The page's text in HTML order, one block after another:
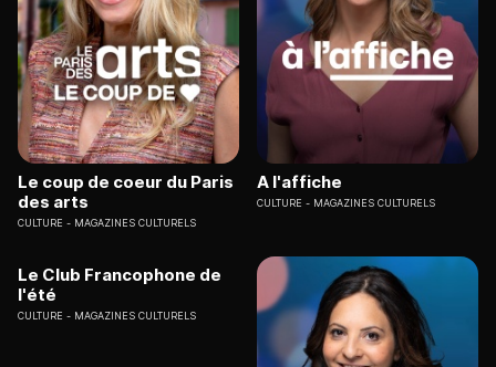
Le coup de coeur du Paris
des arts
CULTURE MAGAZINES CULTURELS
A l'affiche
CULTURE MAGAZINES CULTURELS
Le Club Francophone de
l'été
CULTURE MAGAZINES CULTURELS